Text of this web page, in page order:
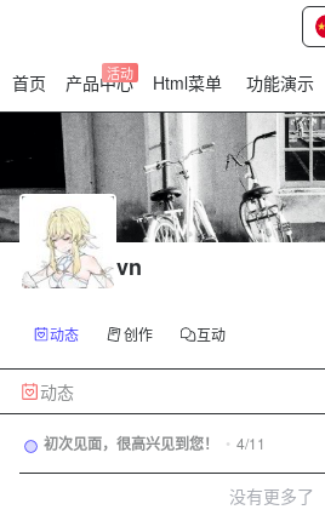
首页 产品中心
活动 Html菜单 功能演示
vn
动态 创作 互动
动态
初次见面，很高兴见到您！ • 4/11
没有更多了